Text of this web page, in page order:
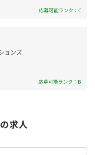
価
応募可能ランク：C
ョンズ
応募可能ランク：B
求人